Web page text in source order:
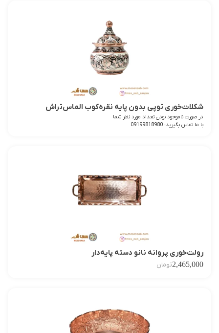
شکلات‌خوری توپی بدون پایه نقره‌کوب الماس‌تراش
در صورت ناموجود بودن تعداد مورد نظر شما
با ما تماس بگیرید: 09199818980
رولت‌خوری پروانه نانو دسته پایه‌دار
2,465,000تومان